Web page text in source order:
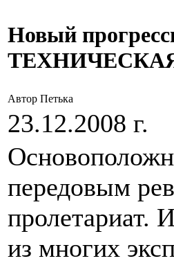
Новый
Автор Петька
23.12.2008 г.
передовым
пролетариат.
из многих